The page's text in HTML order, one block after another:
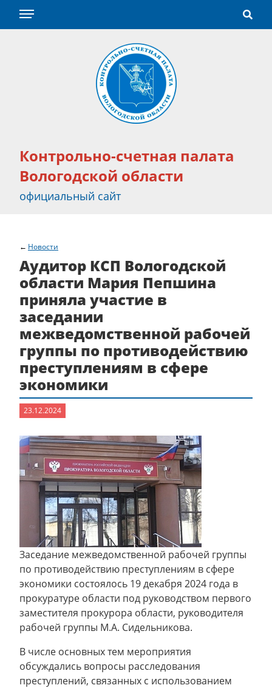
Контрольно-счетная палата
Вологодской области
официальный сайт
Новости
Аудитор КСП Вологодской
области Мария Пепшина
приняла участие в
заседании
межведомственной рабочей
группы по противодействию
преступлениям в сфере
экономики
23.12.2024
Заседание межведомственной рабочей группы
по противодействию преступлениям в сфере
экономики состоялось 19 декабря 2024 года в
прокуратуре области под руководством первого
заместителя прокурора области, руководителя
рабочей группы М.А. Сидельникова.
В числе основных тем мероприятия
обсуждались вопросы расследования
преступлений, связанных с использованием